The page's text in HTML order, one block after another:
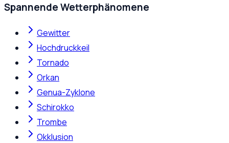
Spannende Wetterphänomene
Gewitter
Hochdruckkeil
Tornado
Orkan
Genua-Zyklone
Schirokko
Trombe
Okklusion